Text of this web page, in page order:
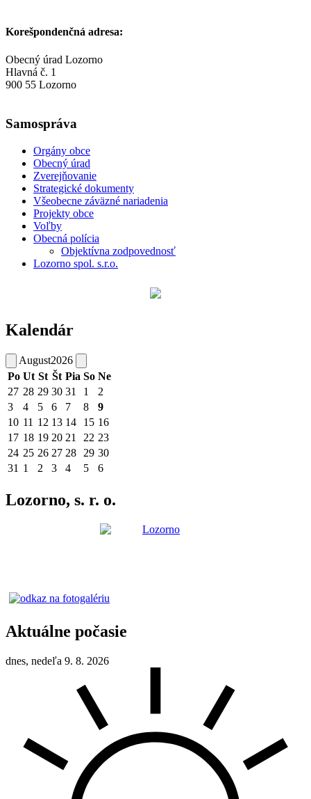
Korešpondenčná adresa:
Obecný úrad Lozorno
Hlavná č. 1
900 55 Lozorno
Samospráva
Orgány obce
Obecný úrad
Zverejňovanie
Strategické dokumenty
Všeobecne záväzné nariadenia
Projekty obce
Voľby
Obecná polícia
Objektívna zodpovednosť
Lozorno spol. s.r.o.
Kalendár
August2026
Po Ut St Št Pia So Ne
27 28 29 30 31 1
2
3
4 5 6 7 8
9
10 11 12 13 14 15 16
17 18 19 20 21 22 23
24 25 26 27 28 29 30
31 1 2 3 4 5 6
Lozorno, s. r. o.
Aktuálne počasie
dnes, nedeľa 9. 8. 2026